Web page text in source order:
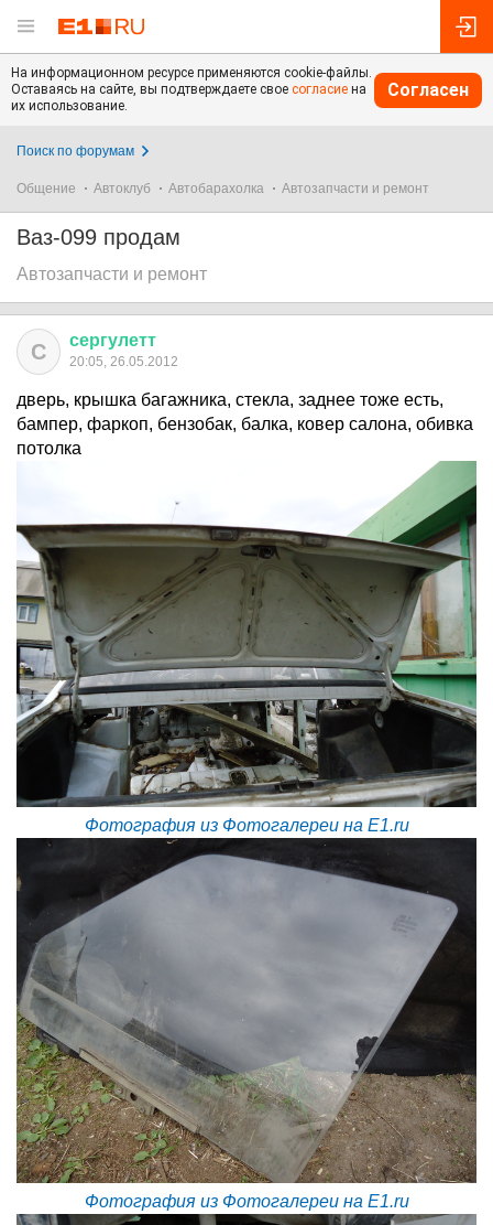
На информационном ресурсе применяются cookie-файлы.
Оставаясь на сайте, вы подтверждаете свое согласие на
их использование.
Согласен
Поиск по форумам
Общение Автоклуб Автобарахолка Автозапчасти и ремонт
Ваз-099 продам
Автозапчасти и ремонт
С сергулетт
20:05, 26.05.2012
дверь, крышка багажника, стекла, заднее тоже есть,
бампер, фаркоп, бензобак, балка, ковер салона, обивка
потолка
Фотография из Фотогалереи на E1.ru
Фотография из Фотогалереи на E1.ru